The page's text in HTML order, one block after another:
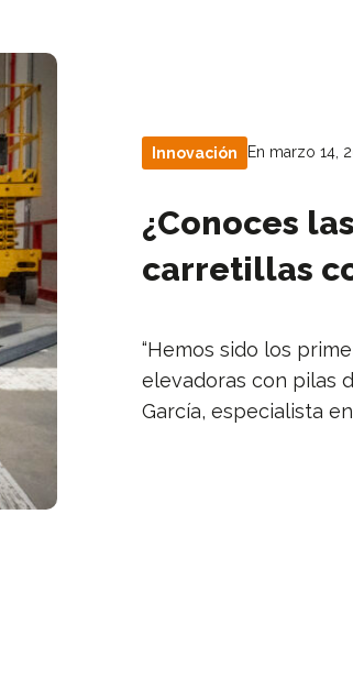
Innovación En marzo 14,
¿Conoces
carretillas
“Hemos sido los
elevadoras con pilas
García, especialista